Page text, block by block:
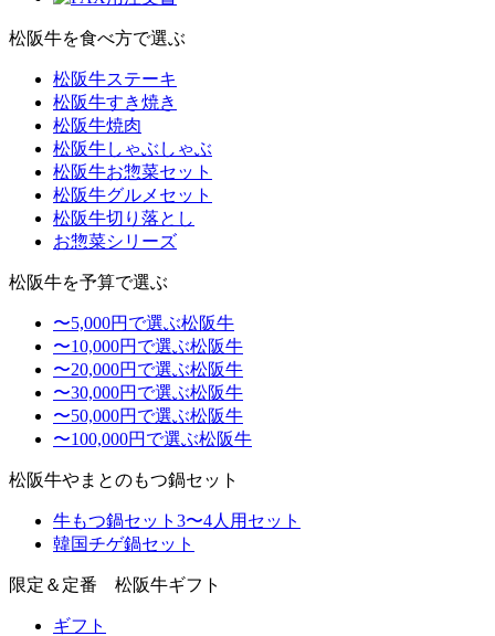
松阪牛を食べ方で選ぶ
松阪牛ステーキ
松阪牛すき焼き
松阪牛焼肉
松阪牛しゃぶしゃぶ
松阪牛お惣菜セット
松阪牛グルメセット
松阪牛切り落とし
お惣菜シリーズ
松阪牛を予算で選ぶ
〜5,000円で選ぶ松阪牛
〜10,000円で選ぶ松阪牛
〜20,000円で選ぶ松阪牛
〜30,000円で選ぶ松阪牛
〜50,000円で選ぶ松阪牛
〜100,000円で選ぶ松阪牛
松阪牛やまとのもつ鍋セット
牛もつ鍋セット3〜4人用セット
韓国チゲ鍋セット
限定＆定番 松阪牛ギフト
ギフト